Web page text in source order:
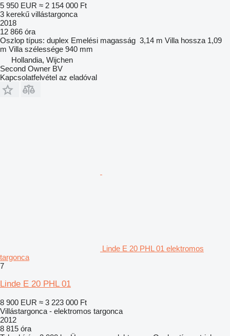
5 950 EUR ≈ 2 154 000 Ft
3 kerekű villástargonca
2018
12 866 óra
Oszlop típus: duplex Emelési magasság 3,14 m Villa hossza 1,09
m Villa szélessége 940 mm
Hollandia, Wijchen
Second Owner BV
Kapcsolatfelvétel az eladóval
Linde E 20 PHL 01 elektromos
targonca
7
Linde E 20 PHL 01
8 900 EUR ≈ 3 223 000 Ft
Villástargonca - elektromos targonca
2012
8 815 óra